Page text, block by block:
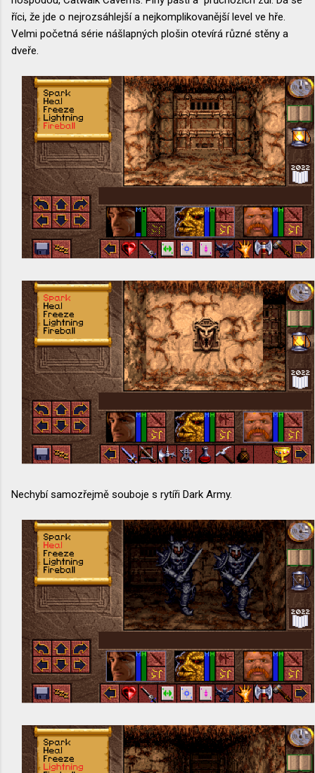
říci, že jde o nejrozsáhlejší a nejkomplikovanější level ve hře.
Velmi početná série nášlapných plošin otevírá různé stěny a
dveře.
Nechybí samozřejmě souboje s rytíři Dark Army.